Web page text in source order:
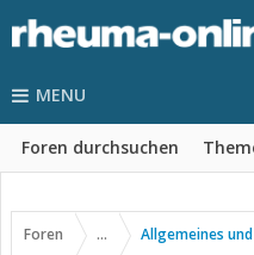
MENU
Foren durchsuchen
Foren ... Allgemeines